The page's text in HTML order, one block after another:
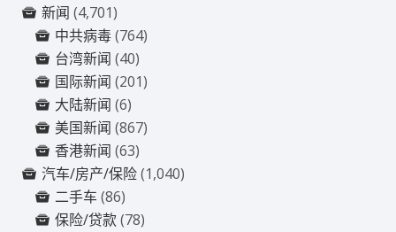
新闻 (4,701)
中共病毒(764)
台湾新闻 (40)
国际新闻 (201)
大陆新闻 (6)
美国新闻 (867)
香港新闻 (63)
汽车/房产/保险(1,040)
二手车 (86)
保险/贷款(78)